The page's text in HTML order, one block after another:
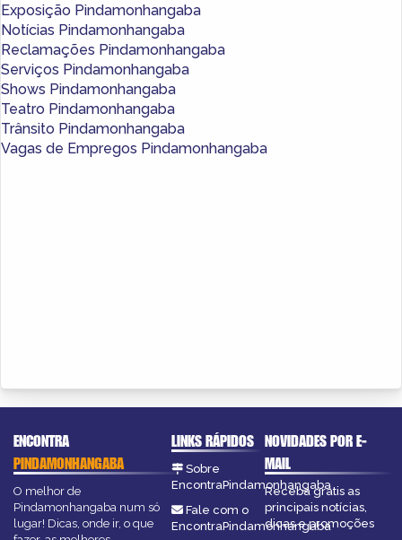
Exposição Pindamonhangaba
Notícias Pindamonhangaba
Reclamações Pindamonhangaba
Serviços Pindamonhangaba
Shows Pindamonhangaba
Teatro Pindamonhangaba
Trânsito Pindamonhangaba
Vagas de Empregos Pindamonhangaba
ENCONTRA
PINDAMONHANGABA
O melhor de
Pindamonhangaba num só
lugar! Dicas, onde ir, o que
LINKS RÁPIDOS
Sobre
EncontraPindamonhangaba
Fale com o
EncontraPindamonhangaba
NOVIDADES POR E-
MAIL
Receba grátis as
principais notícias,
dicas e promoções